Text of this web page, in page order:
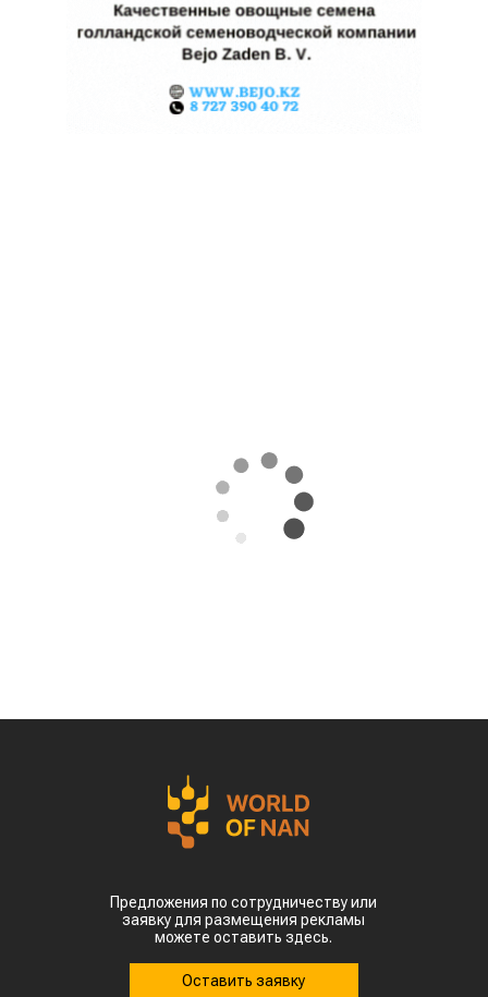
Предложения по сотрудничеству или
заявку для размещения рекламы
можете оставить здесь.
Оставить заявку